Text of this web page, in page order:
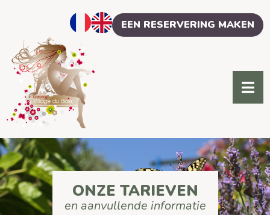
EEN RESERVERING MAKEN
ONZE TARIEVEN
en aanvullende informatie